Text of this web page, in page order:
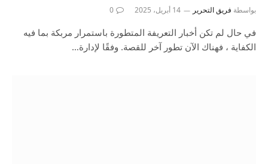
بواسطة فريق التحرير 14 أبريل، 2025 0
في حال لم تكن أخبار التعريفة المتطورة باستمرار مربكة بما فيه
الكفاية ، فهناك الآن تطور آخر للقصة. وفقًا لإدارة…